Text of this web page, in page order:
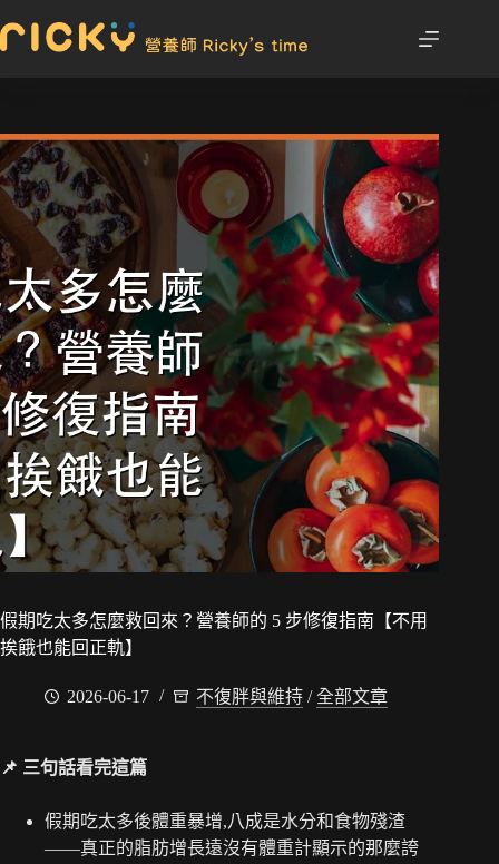
假期吃太多怎麼救回來？營養師的 5 步修復指南【不用
挨餓也能回正軌】
2026-06-17 不復胖與維持 /全部文章
📌 三句話看完這篇
假期吃太多後體重暴增,八成是水分和食物殘渣
——真正的脂肪增長遠沒有體重計顯示的那麼誇